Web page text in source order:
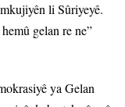
li Sûriyeyê.
gelan re ne”
ya Gelan